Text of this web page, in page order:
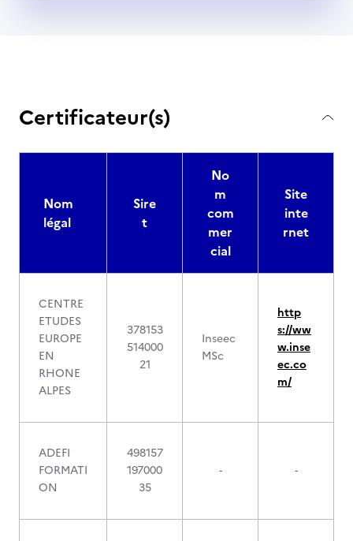
Certificateur(s)
Nom
légal
Sire
t
No
m
com
mer
cial
Site
inte
rnet
CENTRE
ETUDES
EUROPE
EN
RHONE
ALPES
378153
514000
21
Inseec
MSc
http
s://ww
w.inse
ec.co
m/
ADEFI
FORMATI
ON
498157
197000
35
- -